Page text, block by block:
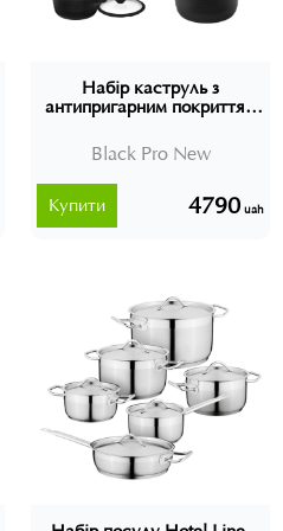
Набір каструль з
антипригарним покриттям
предметів, Англія, 5555777
Black Pro New
4790 uah
Купити